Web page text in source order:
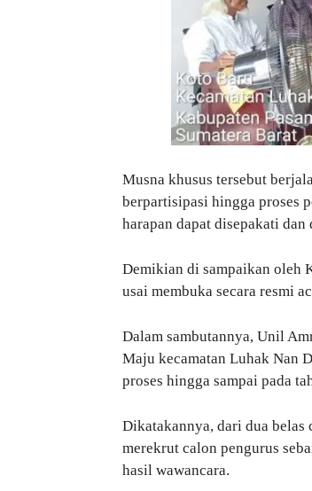
Musna khusus tersebut
berpartisipasi hingga proses
harapan dapat disepakati
Demikian di sampaikan oleh
usai membuka secara resmi
Dalam sambutannya, Unil
Maju kecamatan Luhak Nan
proses hingga sampai pada
Dikatakannya, dari dua
merekrut calon pengurus
hasil wawancara.